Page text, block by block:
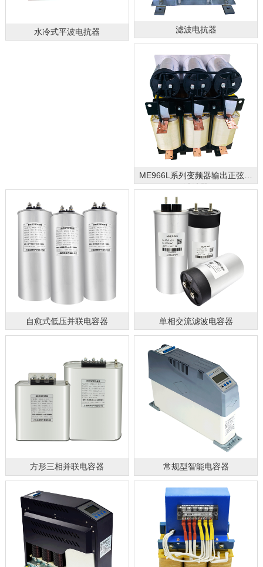
水冷式平波电抗器 滤波电抗器
ME966L系列变频器输出正弦波
滤波器
自愈式低压并联电容器 单相交流滤波电容器
方形三相并联电容器 常规型智能电容器